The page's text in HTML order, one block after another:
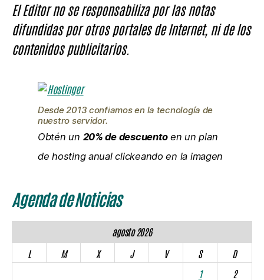
El Editor no se responsabiliza por las notas
difundidas por otros portales de Internet, ni de los
contenidos publicitarios.
Desde 2013 confiamos en la tecnología de
nuestro servidor.
Obtén un 20% de descuentoen un plan
de hosting anual clickeando en la imagen
Agenda de Noticias
agosto 2026
L
M X J V S
D
1
2